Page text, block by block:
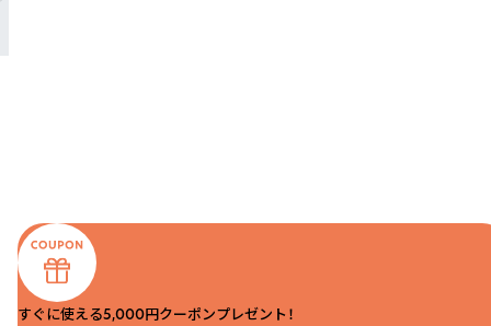
すぐに使える5,000円クーポンプレゼント！